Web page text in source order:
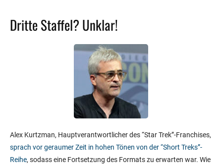
Dritte Staffel? Unklar!
Alex Kurtzman, Hauptverantwortlicher des “Star Trek”-Franchises,
sprach vor geraumer Zeit in hohen Tönen von der “Short Treks”-
Reihe, sodass eine Fortsetzung des Formats zu erwarten war. Wie